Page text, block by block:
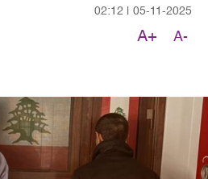
05-11-2025
02:12
A-
A+